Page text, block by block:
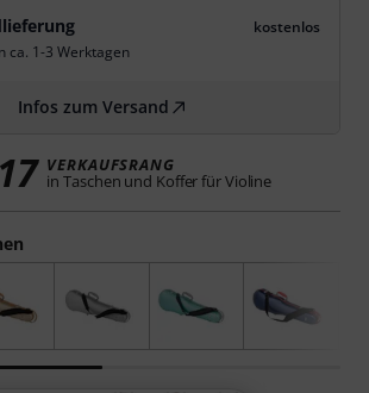
kostenlos
ca. 1-3 Werktagen
Infos zum Versand
VERKAUFSRANG
in Taschen und Koffer für Violine